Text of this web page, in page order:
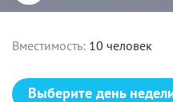
Вместимость: 10 человек
Выберите день недели:
Выберите день